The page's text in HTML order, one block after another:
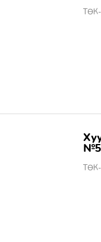
ТӨК-
Хууль тогтоомжийн тухай хуулийн хэрэгжилт - Бодлогын асуудал
ТӨК-